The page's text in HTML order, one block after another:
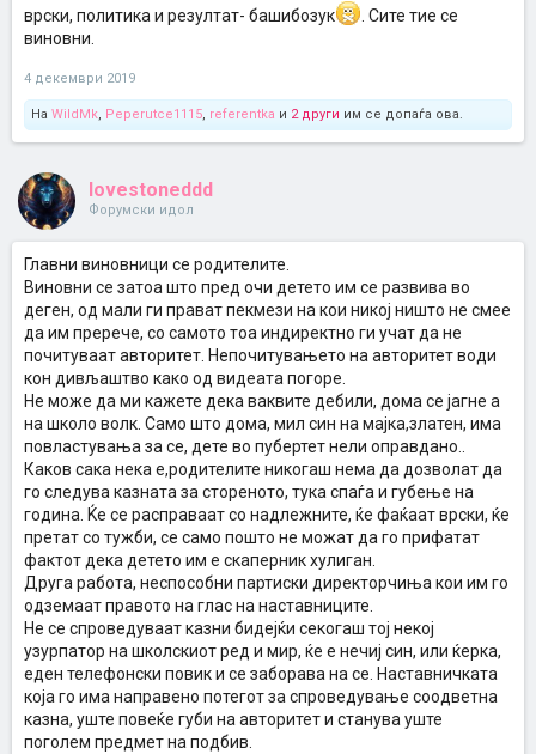
врски, политика и резултат- башибозук
. Сите тие се
виновни.
4 декември 2019
На WildMk, Peperutce1115, referentka и 2 други им се допаѓа ова.
lovestoneddd
Форумски идол
Главни виновници се родителите.
Виновни се затоа што пред очи детето им се развива во
деген, од мали ги прават пекмези на кои никој ништо не смее
да им пререче, со самото тоа индиректно ги учат да не
почитуваат авторитет. Непочитувањето на авторитет води
кон дивљаштво како од видеата погоре.
Не може да ми кажете дека ваквите дебили, дома се јагне а
на школо волк. Само што дома, мил син на мајка,златен, има
повластувања за се, дете во пубертет нели оправдано..
Каков сака нека е,родителите никогаш нема да дозволат да
го следува казната за стореното, тука спаѓа и губење на
година. Ќе се расправаат со надлежните, ќе фаќаат врски, ќе
претат со тужби, се само пошто не можат да го прифатат
фактот дека детето им е скаперник хулиган.
Друга работа, неспособни партиски директорчиња кои им го
одземаат правото на глас на наставниците.
Не се спроведуваат казни бидејќи секогаш тој некој
узурпатор на школскиот ред и мир, ќе е нечиј син, или ќерка,
еден телефонски повик и се заборава на се. Наставничката
која го има направено потегот за спроведување соодветна
казна, уште повеќе губи на авторитет и станува уште
поголем предмет на подбив.